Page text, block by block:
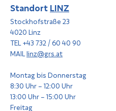
StandortLINZ
Stockhofstraße 23
4020 Linz
TEL +43 732 / 60 40 90
MAILlinz@grs.at
Montag bis Donnerstag
8:30 Uhr – 12:00 Uhr
13:00 Uhr – 15:00 Uhr
Freitag